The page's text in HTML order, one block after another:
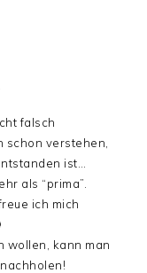
falsch
schon verstehen,
ist…
als “prima”.
ich mich
wollen, kann man